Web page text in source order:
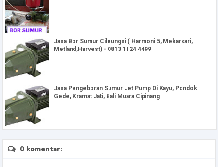
Jasa Bor Sumur Cileungsi ( Harmoni 5, Mekarsari,
Metland,Harvest) - 0813 1124 4499
Jasa Pengeboran Sumur Jet Pump Di Kayu, Pondok
Gede, Kramat Jati, Bali Muara Cipinang
0 komentar: